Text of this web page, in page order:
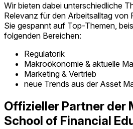
Wir bieten dabei unterschiedliche
Relevanz für den Arbeitsalltag von
Sie gespannt auf Top-Themen,
folgenden Bereichen:
Regulatorik
Makroökonomie & aktuelle
Marketing & Vertrieb
neue Trends aus der Asset
Offizieller Partner der
School of Financial